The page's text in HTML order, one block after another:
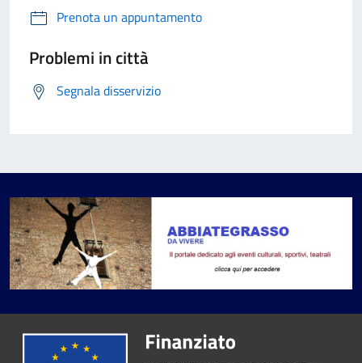
Prenota un appuntamento
Problemi in città
Segnala disservizio